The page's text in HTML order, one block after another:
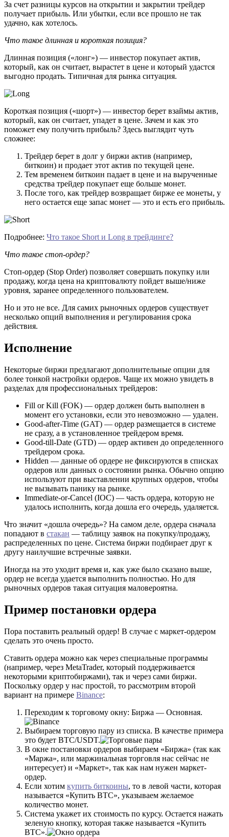
За счет разницы курсов на открытии и закрытии трейдер
получает прибыль. Или убытки, если все прошло не так
удачно, как хотелось.
Что такое длинная и короткая позиция?
Длинная позиция («лонг») — инвестор покупает актив,
который, как он считает, вырастет в цене и который удастся
выгодно продать. Типичная для рынка ситуация.
Короткая позиция («шорт») — инвестор берет взаймы актив,
который, как он считает, упадет в цене. Зачем и как это
поможет ему получить прибыль? Здесь выглядит чуть
сложнее:
Трейдер берет в долг у биржи актив (например,
биткоин) и продает этот актив по текущей цене.
Тем временем биткоин падает в цене и на вырученные
средства трейдер покупает еще больше монет.
После того, как трейдер возвращает бирже ее монеты, у
него остается еще запас монет — это и есть его прибыль.
Подробнее: Что такое Short и Long в трейдинге?
Что такое стоп-ордер?
Стоп-ордер (Stop Order) позволяет совершать покупку или
продажу, когда цена на криптовалюту пойдет выше/ниже
уровня, заранее определенного пользователем.
Но и это не все. Для самих рыночных ордеров существует
несколько опций выполнения и регулирования срока
действия.
Исполнение
Некоторые биржи предлагают дополнительные опции для
более тонкой настройки ордеров. Чаще их можно увидеть в
разделах для профессиональных трейдеров:
Fill or Kill (FOK) — ордер должен быть выполнен в
момент его установки, если это невозможно — удален.
Good-after-Time (GAT) — ордер размещается в системе
не сразу, а в установленное трейдером время.
Good-till-Date (GTD) — ордер активен до определенного
трейдером срока.
Hidden — данные об ордере не фиксируются в списках
ордеров или данных о состоянии рынка. Обычно опцию
используют при выставлении крупных ордеров, чтобы
не вызывать панику на рынке.
Immediate-or-Cancel (IOC) — часть ордера, которую не
удалось исполнить, когда дошла его очередь, удаляется.
Что значит «дошла очередь»? На самом деле, ордера сначала
попадают в стакан — таблицу заявок на покупку/продажу,
распределенных по цене. Система биржи подбирает друг к
другу наилучшие встречные заявки.
Иногда на это уходит время и, как уже было сказано выше,
ордер не всегда удается выполнить полностью. Но для
рыночных ордеров такая ситуация маловероятна.
Пример постановки ордера
Пора поставить реальный ордер! В случае с маркет-ордером
сделать это очень просто.
Ставить ордера можно как через специальные программы
(например, через MetaTrader, который поддерживается
некоторыми криптобиржами), так и через сами биржи.
Поскольку ордер у нас простой, то рассмотрим второй
вариант на примере Binance:
Переходим к торговому окну: Биржа — Основная.
Выбираем торговую пару из списка. В качестве примера
это будет BTC/USDT.
В окне постановки ордеров выбираем «Биржа» (так как
«Маржа», или маржинальная торговля нас сейчас не
интересует) и «Маркет», так как нам нужен маркет-
ордер.
Если хотим купить биткоины, то в левой части, которая
называется «Купить BTC», указываем желаемое
количество монет.
Система укажет их стоимость по курсу. Остается нажать
зеленую кнопку, которая также называется «Купить
BTC».